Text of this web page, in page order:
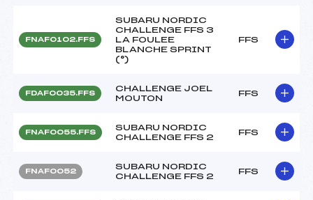
FNAF0102.FFS
SUBARU NORDIC
CHALLENGE FFS 3
LA FOULEE
BLANCHE SPRINT
(°)
FFS
FDAF0035.FFS
CHALLENGE JOEL
MOUTON
FFS
FNAF0055.FFS
SUBARU NORDIC
CHALLENGE FFS 2
FFS
FNAF0052
SUBARU NORDIC
CHALLENGE FFS 2
FFS